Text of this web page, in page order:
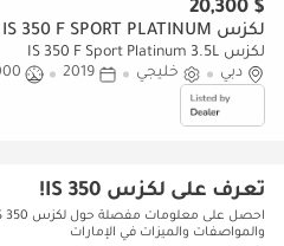
$ 20,300
لكزس IS 350 F SPORT PLATINUM
لكزس IS 350 F Sport Platinum 3.5L
دبي
خليجي 2019
تعرف على لكزس IS 350!
والمواصفات والميزات في الإمارات